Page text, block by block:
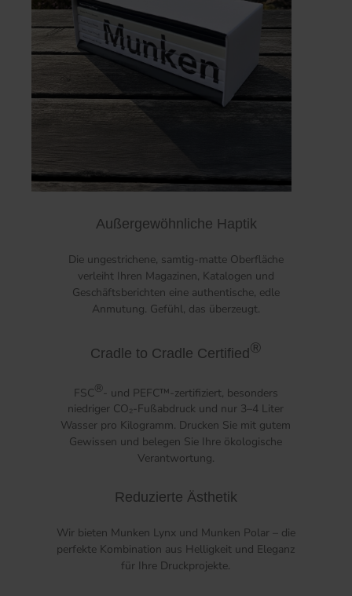
Außergewöhnliche Haptik
Die ungestrichene, samtig-matte Oberfläche
verleiht Ihren Magazinen, Katalogen und
Geschäftsberichten eine authentische, edle
Anmutung. Gefühl, das überzeugt.
Cradle to Cradle Certified®
FSC® - und PEFC™-zertifiziert, besonders
niedriger CO₂-Fußabdruck und nur 3–4 Liter
Wasser pro Kilogramm. Drucken Sie mit gutem
Gewissen und belegen Sie Ihre ökologische
Verantwortung.
Reduzierte Ästhetik
Wir bieten Munken Lynx und Munken Polar – die
perfekte Kombination aus Helligkeit und Eleganz
für Ihre Druckprojekte.